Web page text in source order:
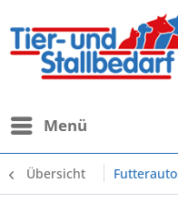
Menü
Übersicht